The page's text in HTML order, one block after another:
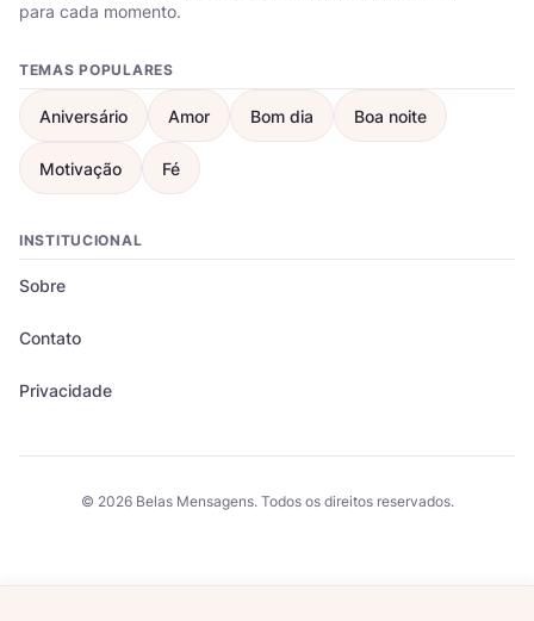
para cada momento.
TEMAS POPULARES
Aniversário Amor Bom dia Boa noite
Motivação Fé
INSTITUCIONAL
Sobre
Contato
Privacidade
© 2026 Belas Mensagens. Todos os direitos reservados.